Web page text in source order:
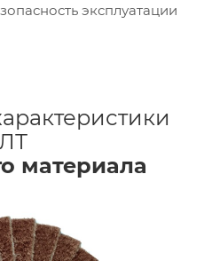
эксплуатации
материала